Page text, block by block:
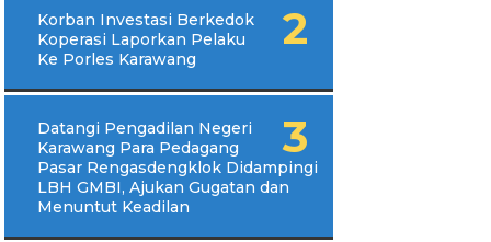
Korban Investasi Berkedok
Koperasi Laporkan Pelaku
Ke Porles Karawang
Datangi Pengadilan Negeri
Karawang Para Pedagang
Pasar Rengasdengklok Didampingi
LBH GMBI, Ajukan Gugatan dan
Menuntut Keadilan